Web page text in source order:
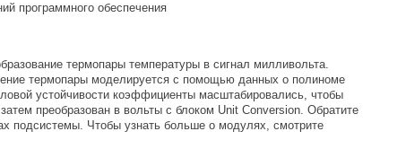
программного обеспечения
термопары температуры в сигнал милливольта.
термопары моделируется с помощью данных о полиноме
устойчивости коэффициенты масштабировались, чтобы
преобразован в вольты с блоком Unit Conversion. Обратите
подсистемы. Чтобы узнать больше о модулях, смотрите